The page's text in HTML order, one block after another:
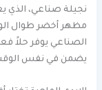
نجيلة صناعي، الذي
مظهر أخضر طوال
الصناعي يوفر حلاً
يضمن في نفس الوقت